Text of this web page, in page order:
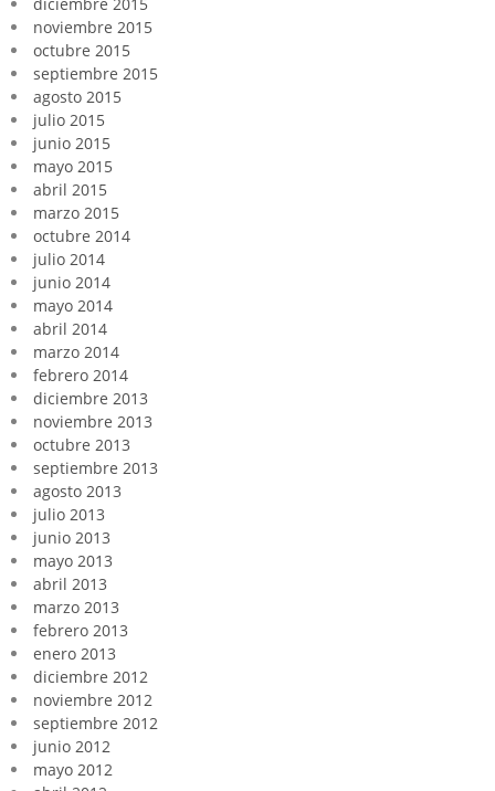
noviembre 2015
octubre 2015
septiembre 2015
agosto 2015
julio 2015
junio 2015
mayo 2015
abril 2015
marzo 2015
octubre 2014
julio 2014
junio 2014
mayo 2014
abril 2014
marzo 2014
febrero 2014
diciembre 2013
noviembre 2013
octubre 2013
septiembre 2013
agosto 2013
julio 2013
junio 2013
mayo 2013
abril 2013
marzo 2013
febrero 2013
enero 2013
diciembre 2012
noviembre 2012
septiembre 2012
junio 2012
mayo 2012